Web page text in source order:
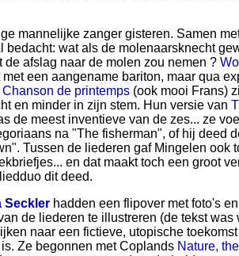
mannelijke zanger gisteren. Samen
bedacht: wat als de molenaarsknecht
afslag naar de molen zou nemen ?
een aangename bariton, maar qua
Chanson de printemps (ook mooi Frans)
en minder in zijn stem. Hun versie van
de meest inventieve van de zes... ze
na "The fisherman", of hij deed
Tussen de liederen gaf Mingelen ook
en dat maakt toch een groot
dit deed.
Seckler hadden een flipover met foto's
de liederen te illustreren (de tekst was
naar een fictieve, utopische
Ze begonnen met Coplands Nature,